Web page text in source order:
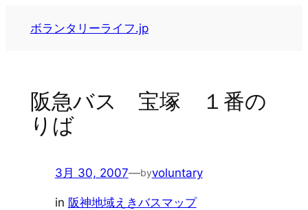
ボランタリーライフ.jp
阪急バス 宝塚 １番の
りば
3月 30, 2007—byvoluntary
in 阪神地域えきバスマップ